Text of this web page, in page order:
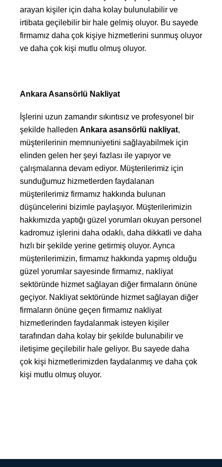
arayan kişiler için daha kolay bulunulabilir ve
irtibata geçilebilir bir hale gelmiş oluyor. Bu sayede
firmamız daha çok kişiye hizmetlerini sunmuş oluyor
ve daha çok kişi mutlu olmuş oluyor.
Ankara Asansörlü Nakliyat
İşlerini uzun zamandır sıkıntısız ve profesyonel bir
şekilde halleden Ankara asansörlü nakliyat,
müşterilerinin memnuniyetini sağlayabilmek için
elinden gelen her şeyi fazlası ile yapıyor ve
çalışmalarına devam ediyor. Müşterilerimiz için
sunduğumuz hizmetlerden faydalanan
müşterilerimiz firmamız hakkında bulunan
düşüncelerini bizimle paylaşıyor. Müşterilerimizin
hakkımızda yaptığı güzel yorumları okuyan personel
kadromuz işlerini daha odaklı, daha dikkatli ve daha
hızlı bir şekilde yerine getirmiş oluyor. Ayrıca
müşterilerimizin, firmamız hakkında yapmış olduğu
güzel yorumlar sayesinde firmamız, nakliyat
sektöründe hizmet sağlayan diğer firmaların önüne
geçiyor. Nakliyat sektöründe hizmet sağlayan diğer
firmaların önüne geçen firmamız nakliyat
hizmetlerinden faydalanmak isteyen kişiler
tarafından daha kolay bir şekilde bulunabilir ve
iletişime geçilebilir hale geliyor. Bu sayede daha
çok kişi hizmetlerimizden faydalanmış ve daha çok
kişi mutlu olmuş oluyor.